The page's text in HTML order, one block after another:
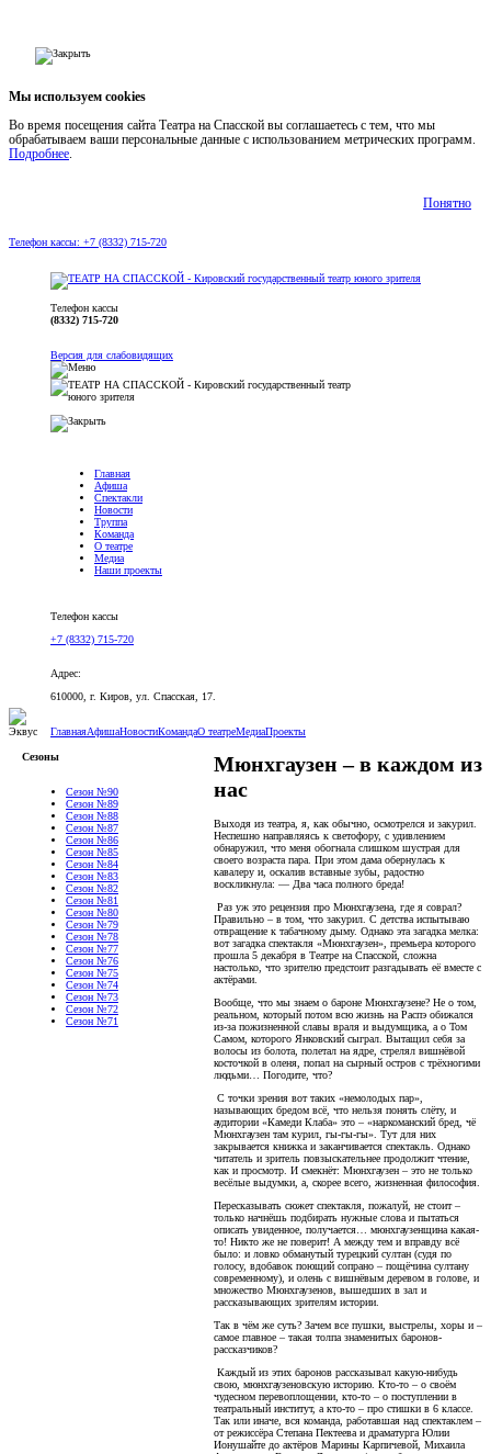
Мы используем cookies
Во время посещения сайта Театра на Спасской вы соглашаетесь с тем, что мы
обрабатываем ваши персональные данные с использованием метрических программ.
Подробнее.
Понятно
Телефон кассы: +7 (8332) 715-720
Телефон кассы
(8332) 715-720
Версия для слабовидящих
Главная
Афиша
Спектакли
Новости
Труппа
Команда
О театре
Медиа
Наши проекты
Телефон кассы
+7 (8332) 715-720
Адрес:
610000, г. Киров, ул. Спасская, 17.
ГлавнаяАфишаНовостиКомандаО театреМедиаПроекты
Сезоны
Сезон №90
Сезон №89
Сезон №88
Сезон №87
Сезон №86
Сезон №85
Сезон №84
Сезон №83
Сезон №82
Сезон №81
Сезон №80
Сезон №79
Сезон №78
Сезон №77
Сезон №76
Сезон №75
Сезон №74
Сезон №73
Сезон №72
Сезон №71
Мюнхгаузен – в каждом из
нас
Выходя из театра, я, как обычно, осмотрелся и закурил.
Неспешно направляясь к светофору, с удивлением
обнаружил, что меня обогнала слишком шустрая для
своего возраста пара. При этом дама обернулась к
кавалеру и, оскалив вставные зубы, радостно
воскликнула: — Два часа полного бреда!
Раз уж это рецензия про Мюнхгаузена, где я соврал?
Правильно – в том, что закурил. С детства испытываю
отвращение к табачному дыму. Однако эта загадка мелка:
вот загадка спектакля «Мюнхгаузен», премьера которого
прошла 5 декабря в Театре на Спасской, сложна
настолько, что зрителю предстоит разгадывать её вместе с
актёрами.
Вообще, что мы знаем о бароне Мюнхгаузене? Не о том,
реальном, который потом всю жизнь на Распэ обижался
из-за пожизненной славы враля и выдумщика, а о Том
Самом, которого Янковский сыграл. Вытащил себя за
волосы из болота, полетал на ядре, стрелял вишнёвой
косточкой в оленя, попал на сырный остров с трёхногими
людьми… Погодите, что?
С точки зрения вот таких «немолодых пар»,
называющих бредом всё, что нельзя понять слёту, и
аудитории «Камеди Клаба» это – «наркоманский бред, чё
Мюнхгаузен там курил, гы-гы-гы». Тут для них
закрывается книжка и заканчивается спектакль. Однако
читатель и зритель повзыскательнее продолжит чтение,
как и просмотр. И смекнёт: Мюнхгаузен – это не только
весёлые выдумки, а, скорее всего, жизненная философия.
Пересказывать сюжет спектакля, пожалуй, не стоит –
только начнёшь подбирать нужные слова и пытаться
описать увиденное, получается… мюнхгаузенщина какая-
то! Никто же не поверит! А между тем и вправду всё
было: и ловко обманутый турецкий султан (судя по
голосу, вдобавок поющий сопрано – пощёчина султану
современному), и олень с вишнёвым деревом в голове, и
множество Мюнхгаузенов, вышедших в зал и
рассказывающих зрителям истории.
Так в чём же суть? Зачем все пушки, выстрелы, хоры и –
самое главное – такая толпа знаменитых баронов-
рассказчиков?
Каждый из этих баронов рассказывал какую-нибудь
свою, мюнхгаузеновскую историю. Кто-то – о своём
чудесном перевоплощении, кто-то – о поступлении в
театральный институт, а кто-то – про стишки в 6 классе.
Так или иначе, вся команда, работавшая над спектаклем –
от режиссёра Степана Пектеева и драматурга Юлии
Ионушайте до актёров Марины Карпичевой, Михаила